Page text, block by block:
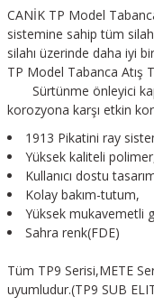
CANİK TP Model
sistemine sahip tüm
silahı üzerinde daha iyi
TP Model Tabanca Atış
Sürtünme önleyici
korozyona karşı etkin
1913 Pikatini ray
Yüksek kaliteli
Kullanıcı dostu
Kolay bakım-tutum,
Yüksek mukavemetli
Sahra renk(FDE)
Tüm TP9 Serisi,METE
uyumludur.(TP9 SUB